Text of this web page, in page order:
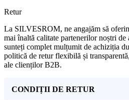
Retur
La SILVESROM, ne angajăm să
mai înaltă calitate partenerilor noștri
sunteți complet mulțumit de achiziția
politică de retur flexibilă și
ale clienților B2B.
CONDIȚII DE RETUR